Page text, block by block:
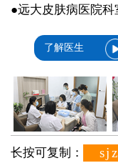
●远大皮肤病医院科
了解医生
长按可复制：